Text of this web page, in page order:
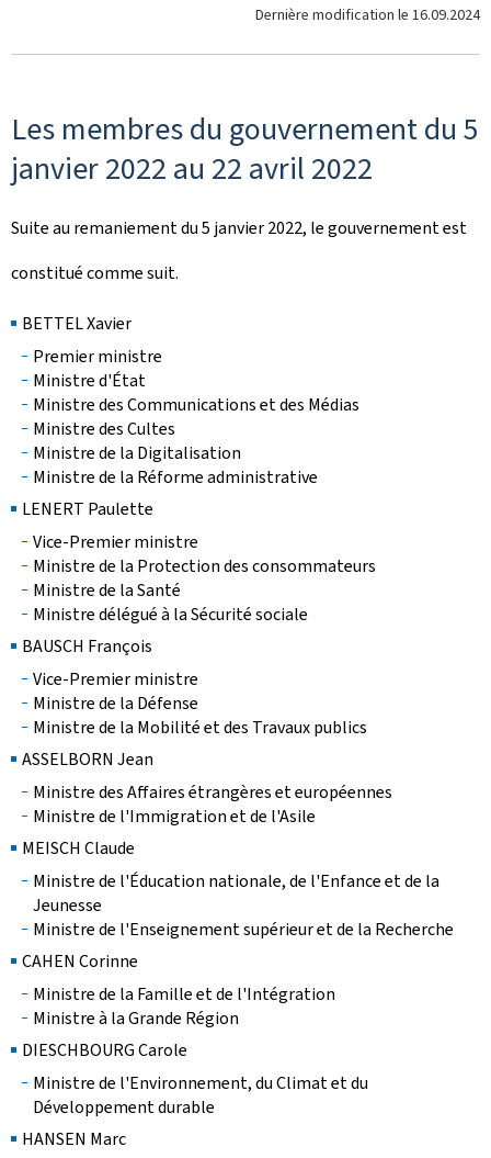
Dernière modification le 16.09.2024
Les membres du gouvernement du 5
janvier 2022 au 22 avril 2022
Suite au remaniement du 5 janvier 2022, le gouvernement est
constitué comme suit.
BETTEL Xavier
Premier ministre
Ministre d'État
Ministre des Communications et des Médias
Ministre des Cultes
Ministre de la Digitalisation
Ministre de la Réforme administrative
LENERT Paulette
Vice-Premier ministre
Ministre de la Protection des consommateurs
Ministre de la Santé
Ministre délégué à la Sécurité sociale
BAUSCH François
Vice-Premier ministre
Ministre de la Défense
Ministre de la Mobilité et des Travaux publics
ASSELBORN Jean
Ministre des Affaires étrangères et européennes
Ministre de l'Immigration et de l'Asile
MEISCH Claude
Ministre de l'Éducation nationale, de l'Enfance et de la
Jeunesse
Ministre de l'Enseignement supérieur et de la Recherche
CAHEN Corinne
Ministre de la Famille et de l'Intégration
Ministre à la Grande Région
DIESCHBOURG Carole
Ministre de l'Environnement, du Climat et du
Développement durable
HANSEN Marc